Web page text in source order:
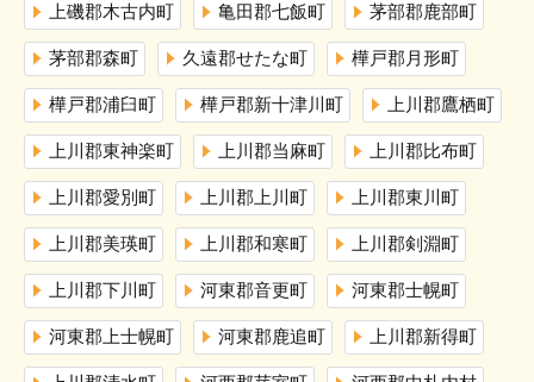
上磯郡木古内町 亀田郡七飯町 茅部郡鹿部町
茅部郡森町 久遠郡せたな町 樺戸郡月形町
樺戸郡浦臼町 樺戸郡新十津川町 上川郡鷹栖町
上川郡東神楽町 上川郡当麻町 上川郡比布町
上川郡愛別町 上川郡上川町 上川郡東川町
上川郡美瑛町 上川郡和寒町 上川郡剣淵町
上川郡下川町 河東郡音更町 河東郡士幌町
河東郡上士幌町 河東郡鹿追町 上川郡新得町